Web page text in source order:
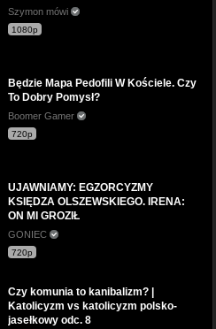
Szymon mówi
1080p
Będzie Mapa Pedofili W Kościele. Czy
To Dobry Pomysł?
Boomer Gamer
720p
UJAWNIAMY: EGZORCYZMY
KSIĘDZA OLSZEWSKIEGO. IRENA:
ON MI GROZIŁ
GONIEC
720p
Czy komunia to kanibalizm? |
Katolicyzm vs katolicyzm polsko-
jasełkowy odc. 8